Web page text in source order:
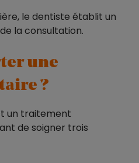
le dentiste établit un
la consultation.
une
?
un traitement
de soigner trois